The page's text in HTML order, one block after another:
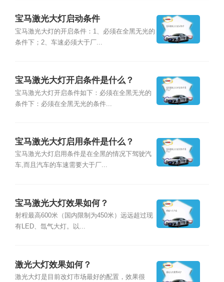
宝马激光大灯启动条件
宝马激光大灯的开启条件：1、必须在全黑无光的
条件下；2、车速必须大于厂...
宝马激光大灯开启条件是什么？
宝马激光大灯开启条件如下：必须在全黑无光的
条件下：必须在全黑无光的条件...
宝马激光大灯启用条件是什么？
宝马激光大灯启用条件是在全黑的情况下驾驶汽
车,而且汽车的车速需要大于厂...
宝马激光大灯效果如何？
射程最高600米（国内限制为450米）远远超过现
有LED、氙气大灯。以...
激光大灯效果如何？
激光大灯是目前改灯市场最好的配置，效果很